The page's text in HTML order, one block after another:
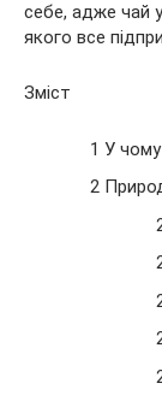
себе, адже чай
якого все
Зміст
1 У
2